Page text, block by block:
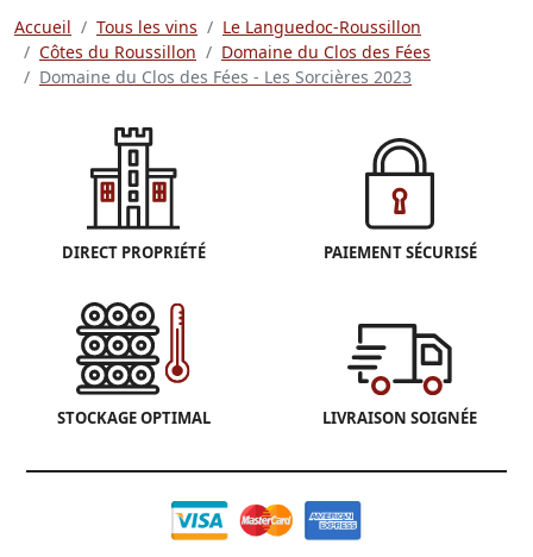
Accueil Tous les vins
Le Languedoc-Roussillon
Côtes du Roussillon
Domaine du Clos des Fées
Domaine du Clos des Fées - Les Sorcières 2023
DIRECT PROPRIÉTÉ PAIEMENT SÉCURISÉ
STOCKAGE OPTIMAL LIVRAISON SOIGNÉE